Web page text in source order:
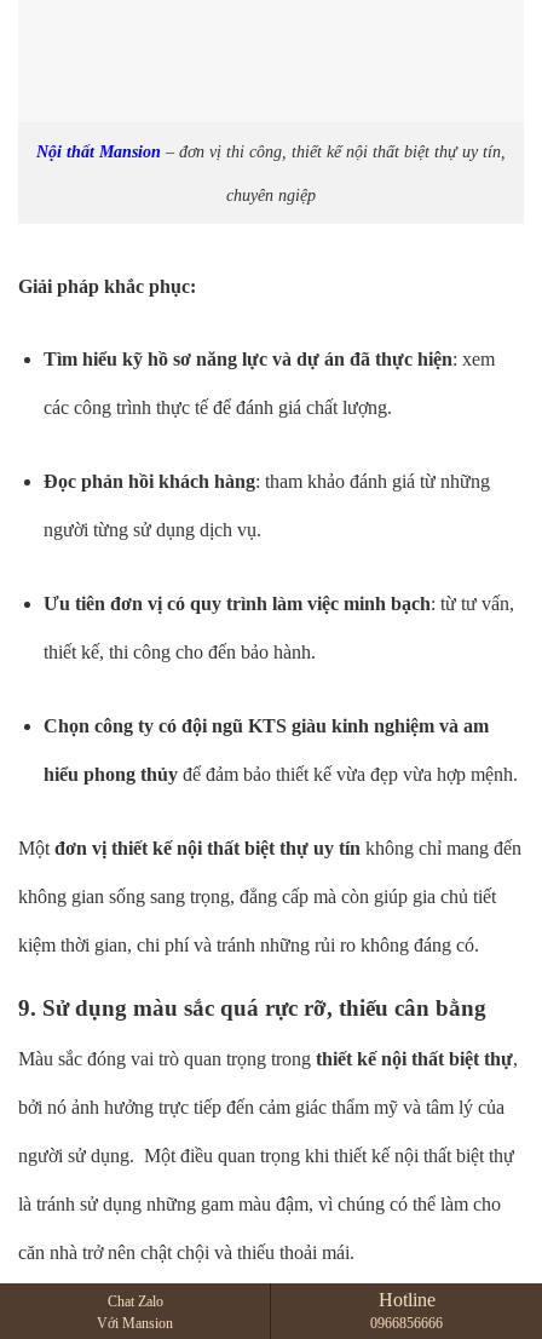
Nội thất Mansion – đơn vị thi công, thiết kế nội thất biệt thự uy tín,
chuyên ngiệp
Giải pháp khắc phục:
Tìm hiểu kỹ hồ sơ năng lực và dự án đã thực hiện: xem
các công trình thực tế để đánh giá chất lượng.
Đọc phản hồi khách hàng: tham khảo đánh giá từ những
người từng sử dụng dịch vụ.
Ưu tiên đơn vị có quy trình làm việc minh bạch: từ tư vấn,
thiết kế, thi công cho đến bảo hành.
Chọn công ty có đội ngũ KTS giàu kinh nghiệm và am
hiểu phong thủyđể đảm bảo thiết kế vừa đẹp vừa hợp mệnh.
Một đơn vị thiết kế nội thất biệt thự uy tín không chỉ mang đến
không gian sống sang trọng, đẳng cấp mà còn giúp gia chủ tiết
kiệm thời gian, chi phí và tránh những rủi ro không đáng có.
9. Sử dụng màu sắc quá rực rỡ, thiếu cân bằng
Màu sắc đóng vai trò quan trọng trong thiết kế nội thất biệt thự,
bởi nó ảnh hưởng trực tiếp đến cảm giác thẩm mỹ và tâm lý của
người sử dụng. Một điều quan trọng khi thiết kế nội thất biệt thự
là tránh sử dụng những gam màu đậm, vì chúng có thể làm cho
căn nhà trở nên chật chội và thiếu thoải mái.
Thay vào đó, hãy chú ý đến việc áp dụng những gam màu trung
Chat Zalo
Với Mansion
Hotline
0966856666